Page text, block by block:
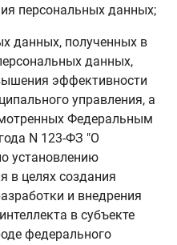
персональных данных;
данных, полученных в
данных,
эффективности
управления, а
Федеральным
N 123-ФЗ "О
установлению
в целях создания
и внедрения
в субъекте
федерального